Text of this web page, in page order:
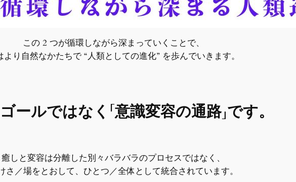
この 2 つが循環しながら深まっていくことで、
より自然なかたちで “人類としての進化” を歩んでいきます。
ールではなく「意識変容の通路」です。
癒しと変容は分離した別々バラバラのプロセスではなく、
さ／場をとおして、ひとつ／全体として統合されています。